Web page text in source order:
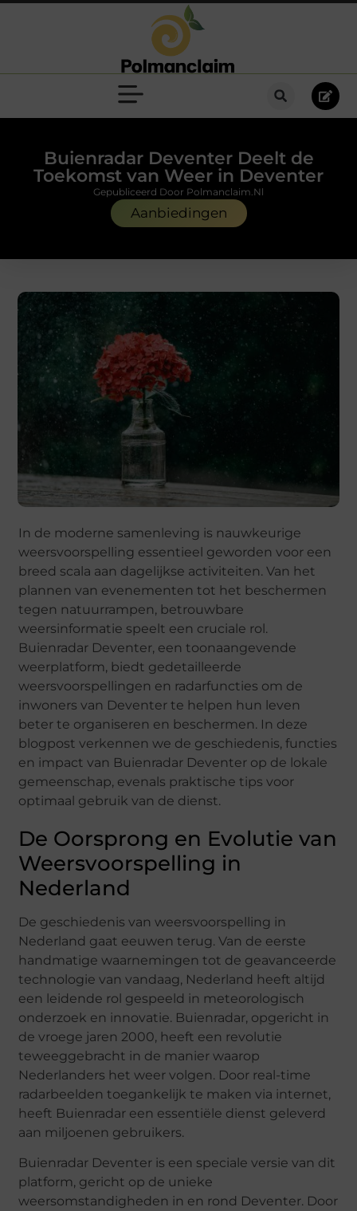
Buienradar Deventer Deelt de
Toekomst van Weer in Deventer
Aanbiedingen
Gepubliceerd Door Polmanclaim.nl
In de moderne samenleving is nauwkeurige
weersvoorspelling essentieel geworden voor een
breed scala aan dagelijkse activiteiten. Van het
plannen van evenementen tot het beschermen
tegen natuurrampen, betrouwbare
weersinformatie speelt een cruciale rol.
Buienradar Deventer, een toonaangevende
weerplatform, biedt gedetailleerde
weersvoorspellingen en radarfuncties om de
inwoners van Deventer te helpen hun leven
beter te organiseren en beschermen. In deze
blogpost verkennen we de geschiedenis, functies
en impact van Buienradar Deventer op de lokale
gemeenschap, evenals praktische tips voor
optimaal gebruik van de dienst.
De Oorsprong en Evolutie van
Weersvoorspelling in
Nederland
De geschiedenis van weersvoorspelling in
Nederland gaat eeuwen terug. Van de eerste
handmatige waarnemingen tot de geavanceerde
technologie van vandaag, Nederland heeft altijd
een leidende rol gespeeld in meteorologisch
onderzoek en innovatie. Buienradar, opgericht in
de vroege jaren 2000, heeft een revolutie
teweeggebracht in de manier waarop
Nederlanders het weer volgen. Door real-time
radarbeelden toegankelijk te maken via internet,
heeft Buienradar een essentiële dienst geleverd
aan miljoenen gebruikers.
Buienradar Deventer is een speciale versie van dit
platform, gericht op de unieke
weersomstandigheden in en rond Deventer. Door